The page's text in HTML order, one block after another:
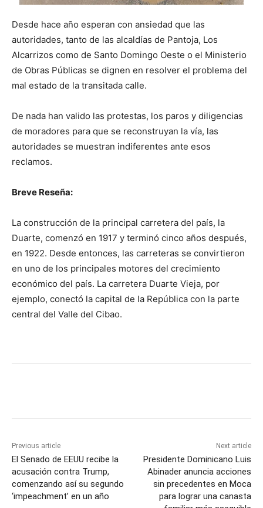
Desde hace año esperan con ansiedad que las
autoridades, tanto de las alcaldías de Pantoja, Los
Alcarrizos como de Santo Domingo Oeste o el Ministerio
de Obras Públicas se dignen en resolver el problema del
mal estado de la transitada calle.
De nada han valido las protestas, los paros y diligencias
de moradores para que se reconstruyan la vía, las
autoridades se muestran indiferentes ante esos
reclamos.
Breve Reseña:
La construcción de la principal carretera del país, la
Duarte, comenzó en 1917 y terminó cinco años después,
en 1922. Desde entonces, las carreteras se convirtieron
en uno de los principales motores del crecimiento
económico del país. La carretera Duarte Vieja, por
ejemplo, conectó la capital de la República con la parte
central del Valle del Cibao.
Previous article
El Senado de EEUU recibe la
acusación contra Trump,
comenzando así su segundo
‘impeachment’ en un año
Next article
Presidente Dominicano Luis
Abinader anuncia acciones
sin precedentes en Moca
para lograr una canasta